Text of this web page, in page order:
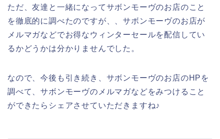
ただ、友達と一緒になってサボンモーヴのお店のこと
を徹底的に調べたのですが、、サボンモーヴのお店が
メルマガなどでお得なウィンターセールを配信してい
るかどうかは分かりませんでした。
なので、今後も引き続き、サボンモーヴのお店のHPを
調べて、サボンモーヴのメルマガなどをみつけること
ができたらシェアさせていただきますね♪